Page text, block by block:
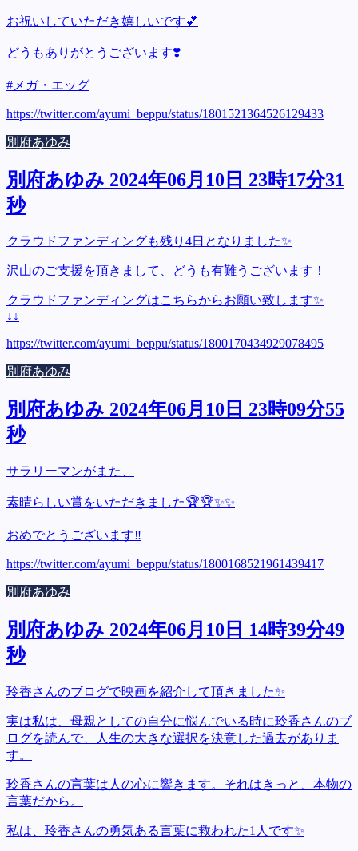
お祝いしていただき嬉しいです💕
どうもありがとうございます❣️
#メガ・エッグ
https://twitter.com/ayumi_beppu/status/1801521364526129433
別府あゆみ
別府あゆみ 2024年06月10日 23時17分31
秒
クラウドファンディングも残り4日となりました✨
沢山のご支援を頂きまして、どうも有難うございます！
クラウドファンディングはこちらからお願い致します✨
↓↓
https://twitter.com/ayumi_beppu/status/1800170434929078495
別府あゆみ
別府あゆみ 2024年06月10日 23時09分55
秒
サラリーマンがまた、
素晴らしい賞をいただきました🏆🏆✨✨
おめでとうございます‼️
https://twitter.com/ayumi_beppu/status/1800168521961439417
別府あゆみ
別府あゆみ 2024年06月10日 14時39分49
秒
玲香さんのブログで映画を紹介して頂きました✨
実は私は、母親としての自分に悩んでいる時に玲香さんのブ
ログを読んで、人生の大きな選択を決意した過去がありま
す。
玲香さんの言葉は人の心に響きます。それはきっと、本物の
言葉だから。
私は、玲香さんの勇気ある言葉に救われた1人です✨